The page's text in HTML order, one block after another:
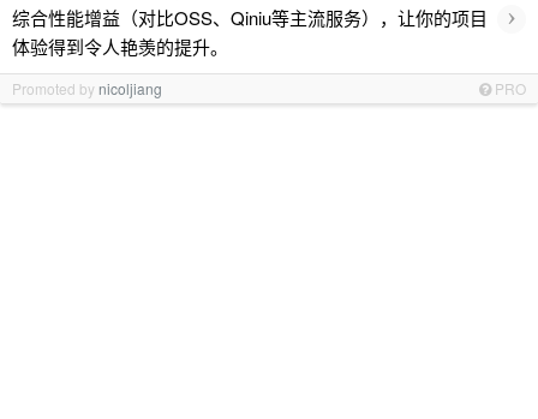
综合性能增益（对比OSS、Qiniu等主流服务），让你的项目
体验得到令人艳羡的提升。
›
Promoted by nicoljiang PRO